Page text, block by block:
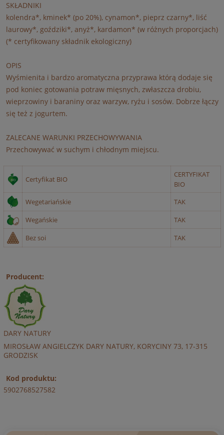
SKŁADNIKI
kolendra*, kminek* (po 20%), cynamon*, pieprz czarny*, liść
laurowy*, goździki*, anyż*, kardamon* (w różnych proporcjach)
(* certyfikowany składnik ekologiczny)
OPIS
Wyśmienita i bardzo aromatyczna przyprawa którą dodaje się
pod koniec gotowania potraw mięsnych, zwłaszcza drobiu,
wieprzowiny i baraniny oraz warzyw, ryżu i sosów. Dobrze łączy
się też z jogurtem.
ZALECANE WARUNKI PRZECHOWYWANIA
Przechowywać w suchym i chłodnym miejscu.
Certyfikat BIO
CERTYFIKAT
BIO
Wegetariańskie
TAK
Wegańskie
TAK
Bez soi
TAK
Producent:
DARY NATURY
MIROSŁAW ANGIELCZYK DARY NATURY, KORYCINY 73, 17-315
GRODZISK
Kod produktu:
5902768527582